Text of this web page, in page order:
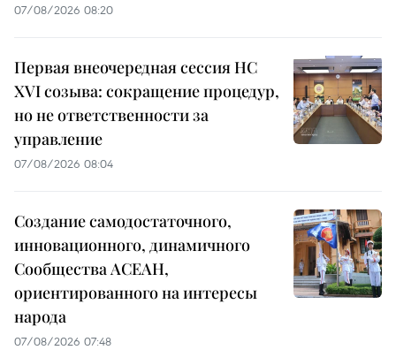
07/08/2026 08:20
Первая внеочередная сессия НС
XVI созыва: сокращение процедур,
но не ответственности за
управление
07/08/2026 08:04
Создание самодостаточного,
инновационного, динамичного
Сообщества АСЕАН,
ориентированного на интересы
народа
07/08/2026 07:48